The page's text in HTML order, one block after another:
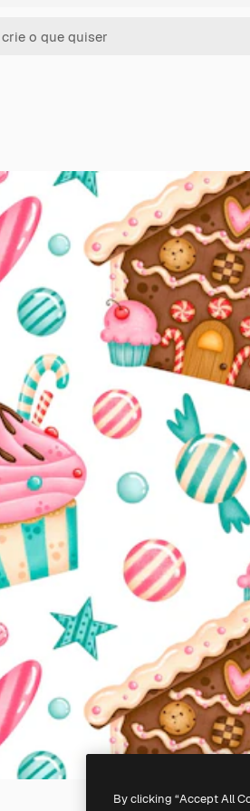
By clicking “Accept All